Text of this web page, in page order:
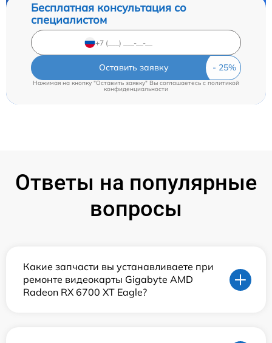
Бесплатная консультация со
специалистом
Оставить заявку
Нажимая на кнопку "Оставить заявку" Вы соглашаетесь c политикой
конфиденциальности
Ответы на популярные
вопросы
Какие запчасти вы устанавливаете при
ремонте видеокарты Gigabyte AMD
Radeon RX 6700 XT Eagle?